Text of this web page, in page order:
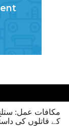
مکافات عمل:
کے قاتلوں کی